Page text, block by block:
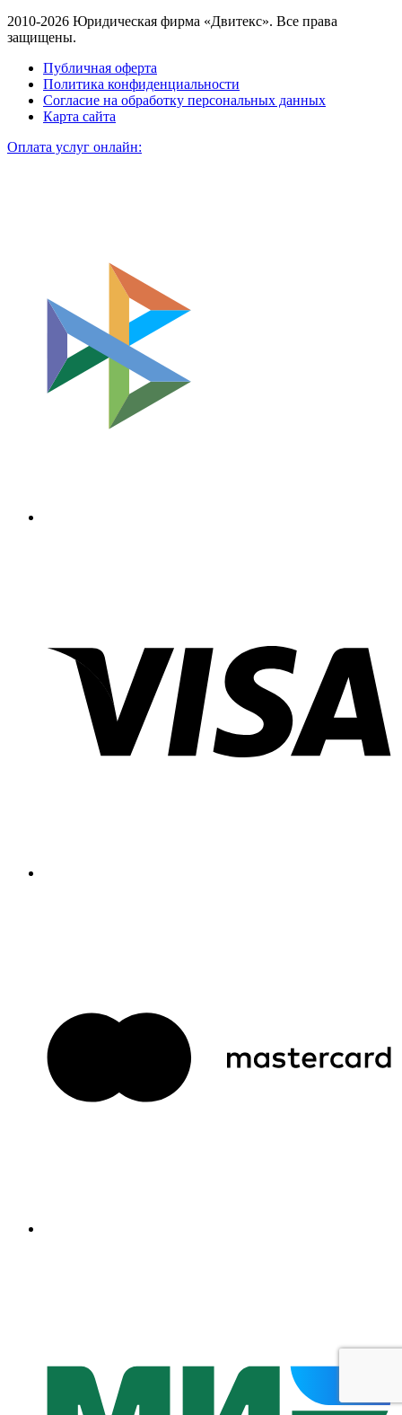
2010-2026 Юридическая фирма «Двитекс». Все права
защищены.
Публичная оферта
Политика конфиденциальности
Согласие на обработку персональных данных
Карта сайта
Оплата услуг онлайн: